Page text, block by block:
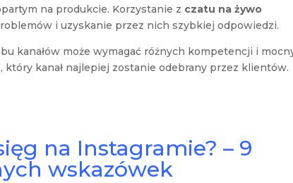
na produkcie. Korzystanie z czatu na żywo
i uzyskanie przez nich szybkiej odpowiedzi.
kanałów może wymagać różnych kompetencji i
kanał najlepiej zostanie odebrany przez klientów.
na Instagramie? – 9
wskazówek